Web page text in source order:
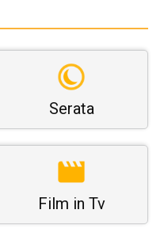
Serata
Film in Tv